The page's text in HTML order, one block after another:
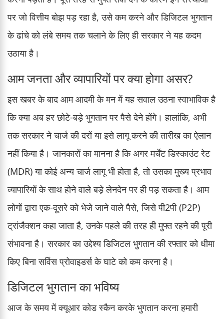
पर जो वित्तीय बोझ पड़ रहा है, उसे कम करने और डिजिटल भुगतान
के ढांचे को लंबे समय तक चलाने के लिए ही सरकार ने यह कदम
उठाया है।
आम जनता और व्यापारियों पर क्या होगा असर?
इस खबर के बाद आम आदमी के मन में यह सवाल उठना स्वाभाविक है
कि क्या अब हर छोटे-बड़े भुगतान पर पैसे देने होंगे। हालांकि, अभी
तक सरकार ने चार्ज की दरों या इसे लागू करने की तारीख का ऐलान
नहीं किया है। जानकारों का मानना है कि अगर मर्चेंट डिस्काउंट रेट
(MDR) या कोई अन्य चार्ज लागू भी होता है, तो उसका मुख्य प्रभाव
व्यापारियों के साथ होने वाले बड़े लेनदेन पर ही पड़ सकता है। आम
लोगों द्वारा एक-दूसरे को भेजे जाने वाले पैसे, जिसे पी2पी (P2P)
ट्रांजैक्शन कहा जाता है, उनके पहले की तरह ही मुफ्त रहने की पूरी
संभावना है। सरकार का उद्देश्य डिजिटल भुगतान की रफ्तार को धीमा
किए बिना सर्विस प्रोवाइडर्स के घाटे को कम करना है।
डिजिटल भुगतान का भविष्य
आज के समय में क्यूआर कोड स्कैन करके भुगतान करना हमारी